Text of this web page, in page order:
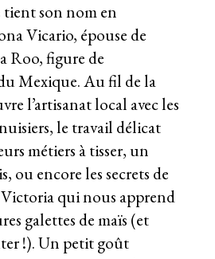
son nom en
Vicario, épouse de
Roo, figure de
Mexique. Au fil de la
l’artisanat local avec les
le travail délicat
métiers à tisser, un
ou encore les secrets de
qui nous apprend
galettes de maïs (et
!). Un petit goût